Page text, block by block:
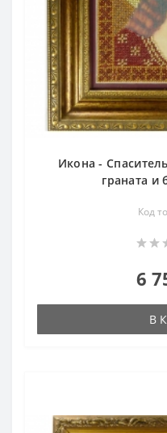
Икона -
граната и
Код
6
В